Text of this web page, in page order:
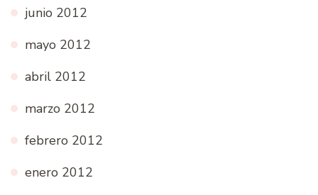
junio 2012
mayo 2012
abril 2012
marzo 2012
febrero 2012
enero 2012